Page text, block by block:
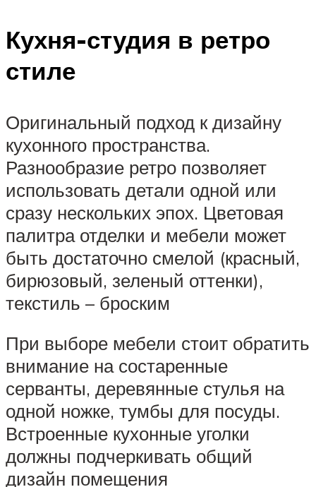
Кухня-студия в ретро
стиле
Оригинальный подход к дизайну
кухонного пространства.
Разнообразие ретро позволяет
использовать детали одной или
сразу нескольких эпох. Цветовая
палитра отделки и мебели может
быть достаточно смелой (красный,
бирюзовый, зеленый оттенки),
текстиль – броским
При выборе мебели стоит обратить
внимание на состаренные
серванты, деревянные стулья на
одной ножке, тумбы для посуды.
Встроенные кухонные уголки
должны подчеркивать общий
дизайн помещения